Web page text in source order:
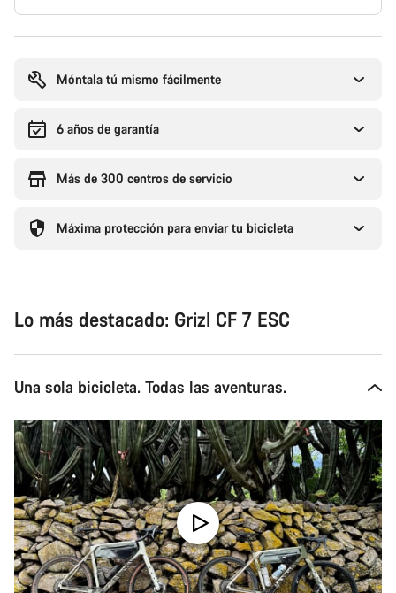
compra
Móntala tú mismo fácilmente
6 años de garantía
Más de 300 centros de servicio
Máxima protección para enviar tu bicicleta
Lo más destacado: Grizl CF 7 ESC
Una sola bicicleta. Todas las aventuras.